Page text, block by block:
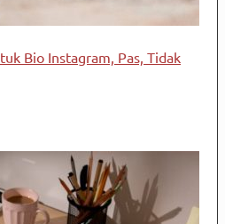
Bio Instagram, Pas, Tidak